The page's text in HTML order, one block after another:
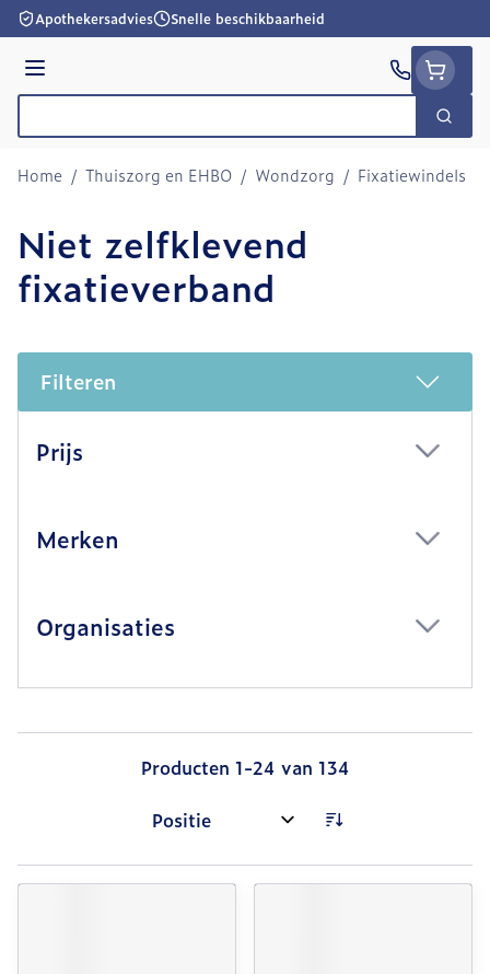
Ga naar de inhoud
Apothekersadvies Snelle beschikbaarheid
Menu
Zoek
Home / Thuiszorg en EHBO / Wondzorg / Fixatiewindels
Niet zelfklevend
fixatieverband
Filteren
Prijs
Merken
Organisaties
Producten 1-24 van 134
Sorteer op: